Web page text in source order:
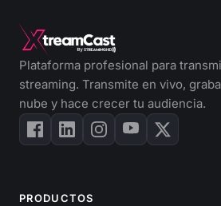
Plataforma profesional para
streaming. Transmite en vivo,
nube y hace crecer tu audiencia.
PRODUCTOS